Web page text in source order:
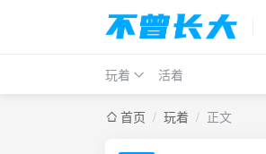
玩着 活着
首页 / 玩着 / 正文